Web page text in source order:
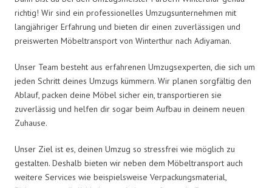
richtig! Wir sind ein professionelles Umzugsunternehmen mit
langjähriger Erfahrung und bieten dir einen zuverlässigen und
preiswerten Möbeltransport von Winterthur nach Adiyaman.
Unser Team besteht aus erfahrenen Umzugsexperten, die sich um
jeden Schritt deines Umzugs kümmern. Wir planen sorgfältig den
Ablauf, packen deine Möbel sicher ein, transportieren sie
zuverlässig und helfen dir sogar beim Aufbau in deinem neuen
Zuhause.
Unser Ziel ist es, deinen Umzug so stressfrei wie möglich zu
gestalten. Deshalb bieten wir neben dem Möbeltransport auch
weitere Services wie beispielsweise Verpackungsmaterial,